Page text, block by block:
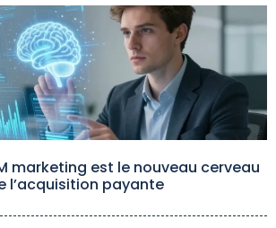
marketing est le nouveau cerveau
l’acquisition payante